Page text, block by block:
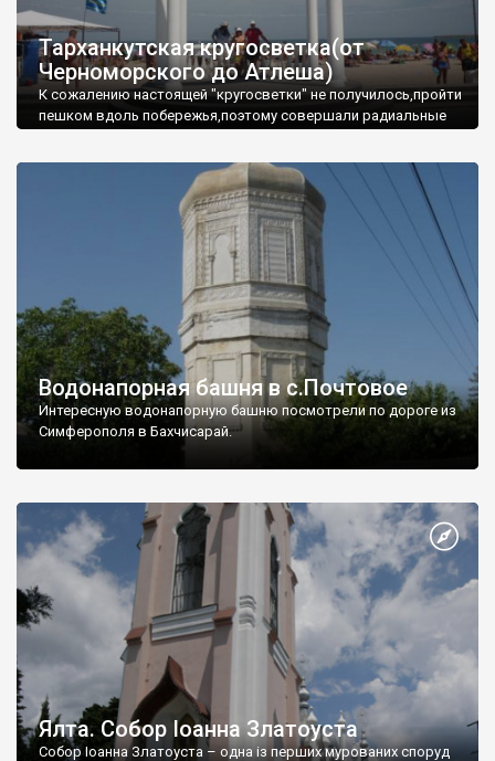
Тарханкутская кругосветка(от
Черноморского до Атлеша)
К сожалению настоящей "кругосветки" не получилось,пройти
пешком вдоль побережья,поэтому совершали радиальные
Водонапорная башня в с.Почтовое
Интересную водонапорную башню посмотрели по дороге из
Симферополя в Бахчисарай.
Ялта. Собор Іоанна Златоуста
Собор Іоанна Златоуста – одна із перших мурованих споруд